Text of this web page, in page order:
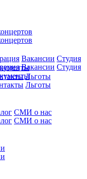
Вакансии Студия
Льготы
СМИ о нас
Вакансии Студия
Льготы
СМИ о нас